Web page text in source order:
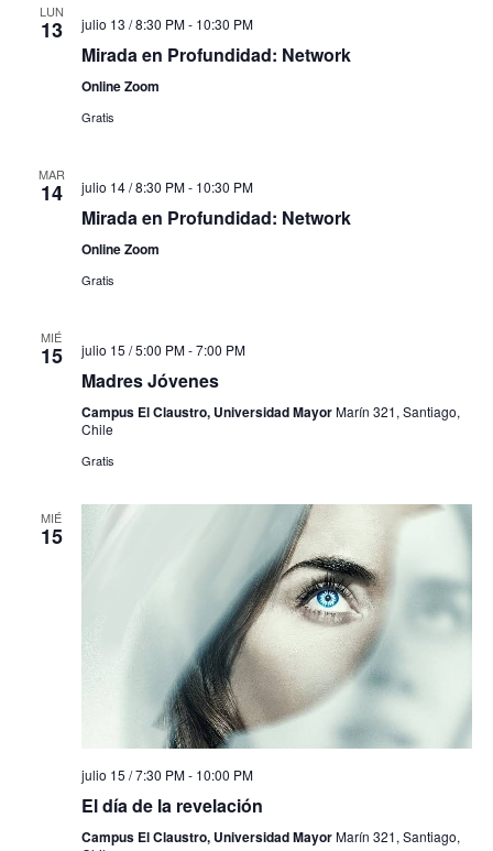
LUN
13 julio 13 / 8:30 PM- 10:30 PM
Mirada en Profundidad: Network
Online Zoom
Gratis
MAR
14 julio 14 / 8:30 PM- 10:30 PM
Mirada en Profundidad: Network
Online Zoom
Gratis
MIÉ
15 julio 15 / 5:00 PM-7:00 PM
Madres Jóvenes
Campus El Claustro, Universidad MayorMarín 321, Santiago,
Chile
Gratis
MIÉ
15
julio 15 / 7:30 PM- 10:00 PM
El día de la revelación
Campus El Claustro, Universidad MayorMarín 321, Santiago,